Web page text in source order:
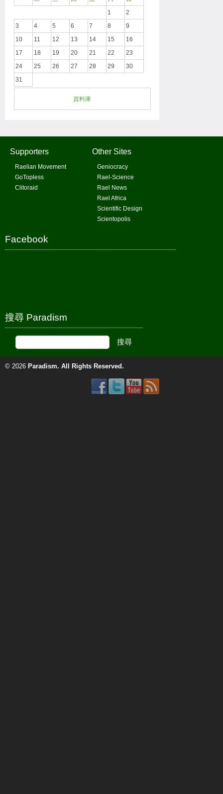
1
2
3
4 5 6 7 8
9
10
11 12 13 14 15
16
17
18 19 20 21 22
23
24
25 26 27 28 29
30
31
資料庫
Supporters
Raelian Movement
GoTopless
Clitoraid
Other Sites
Geniocracy
Rael-Science
Rael News
Rael Africa
Scientific Design
Scientopolis
Facebook
搜尋 Paradism
© 2026 Paradism. All Rights Reserved.